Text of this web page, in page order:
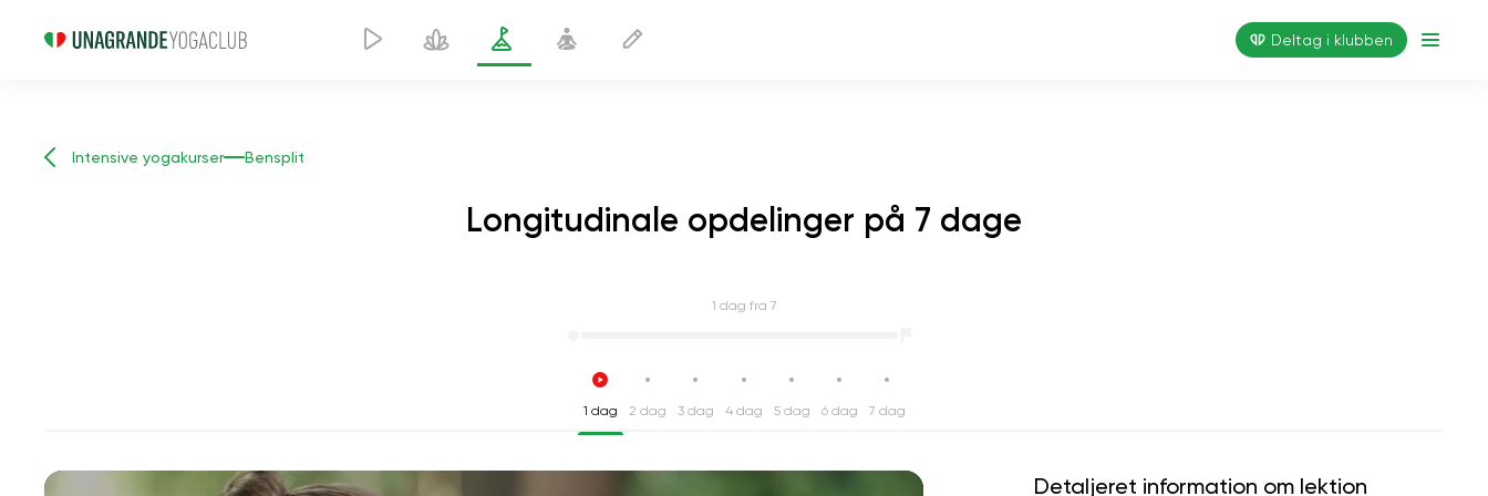
Deltag i klubben
Intensive yogakurser Bensplit
Longitudinale opdelinger på 7 dage
1 dag fra 7
1 dag 2 dag 3 dag 4 dag 5 dag 6 dag 7 dag
Detaljeret information om lektion